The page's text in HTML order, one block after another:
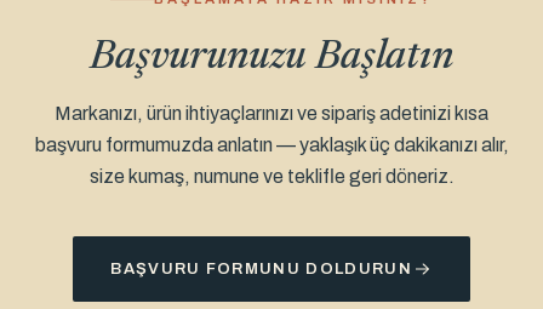
Başvurunuzu Başlatın
Markanızı, ürün ihtiyaçlarınızı ve sipariş adetinizi kısa
başvuru formumuzda anlatın — yaklaşık üç dakikanızı alır,
size kumaş, numune ve teklifle geri döneriz.
BAŞVURU FORMUNU DOLDURUN